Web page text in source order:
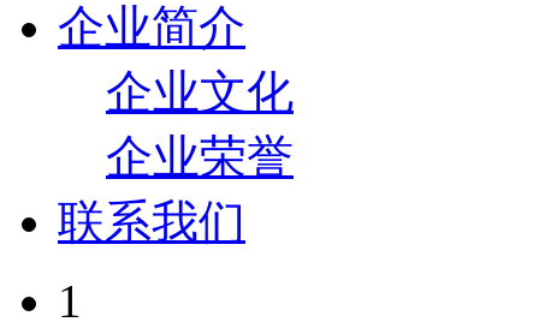
企业简介
企业文化
企业荣誉
联系我们
1